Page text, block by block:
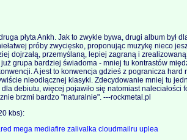
płyta Ankh. Jak to zwykle bywa, drugi album był
próby zwycięsko, proponując muzykę nieco
dojrzałą, przemyślaną, lepiej zagraną i
już grupa bardziej świadoma - mniej tu kontrastów
A jest to konwencja gdzieś z pogranicza hard
nieodłącznej klasyki. Zdecydowanie mniej tu
debiutu, więcej pojawiło się natomiast naleciałości
brzmi bardzo "naturalnie". ---rockmetal.pl
kbs):
megamediafire zalivalkacloudmailruuplea